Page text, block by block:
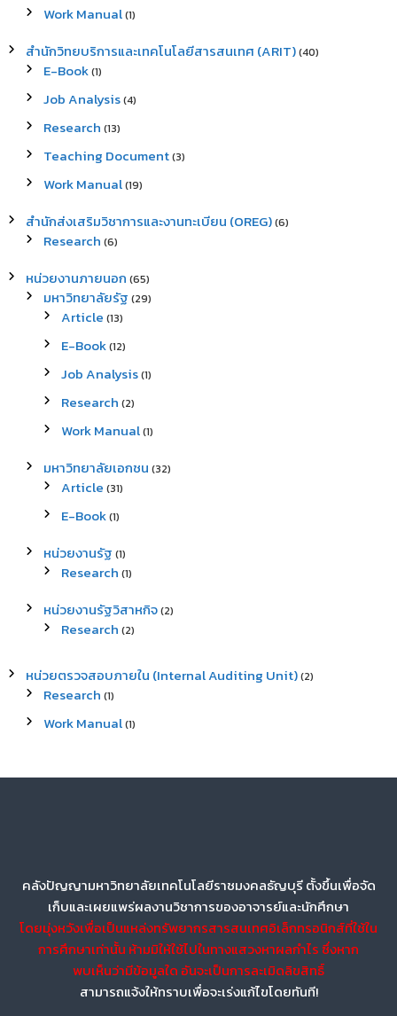
Work Manual(1)
สำนักวิทยบริการและเทคโนโลยีสารสนเทศ (ARIT)(40)
E-Book(1)
Job Analysis(4)
Research (13)
Teaching Document(3)
Work Manual(19)
สำนักส่งเสริมวิชาการและงานทะเบียน (OREG)(6)
Research (6)
หน่วยงานภายนอก (65)
มหาวิทยาลัยรัฐ (29)
Article (13)
E-Book(12)
Job Analysis(1)
Research (2)
Work Manual(1)
มหาวิทยาลัยเอกชน (32)
Article (31)
E-Book(1)
หน่วยงานรัฐ (1)
Research (1)
หน่วยงานรัฐวิสาหกิจ(2)
Research (2)
หน่วยตรวจสอบภายใน (Internal Auditing Unit)(2)
Research (1)
Work Manual(1)
คลังปัญญามหาวิทยาลัยเทคโนโลยีราชมงคลธัญบุรี ตั้งขึ้นเพื่อจัด
เก็บและเผยแพร่ผลงานวิชาการของอาจารย์และนักศึกษา
โดยมุ่งหวังเพื่อเป็นแหล่งทรัพยากรสารสนเทศอิเล็กทรอนิกส์ที่ใช้ใน
การศึกษาเท่านั้น ห้ามมิให้ใช้ไปในทางแสวงหาผลกำไร ซึ่งหาก
พบเห็นว่ามีข้อมูลใด อันจะเป็นการละเมิดลิขสิทธิ์
สามารถแจ้งให้ทราบเพื่อจะเร่งแก้ไขโดยทันที!